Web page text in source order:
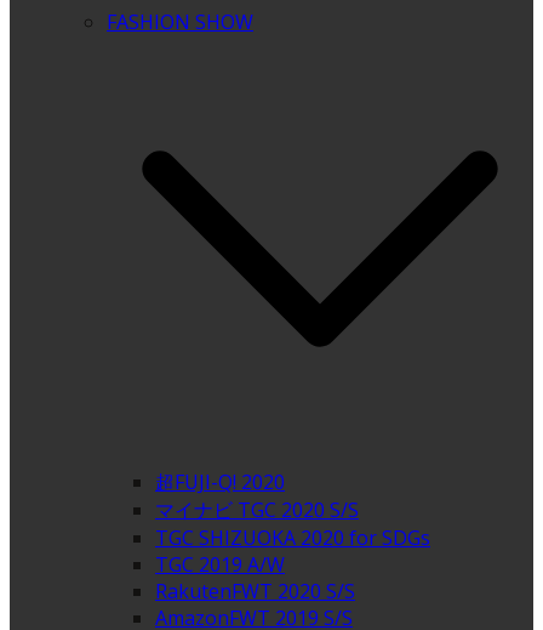
FASHION SHOW
超FUJI-Q! 2020
マイナビ TGC 2020 S/S
TGC SHIZUOKA 2020 for SDGs
TGC 2019 A/W
RakutenFWT 2020 S/S
AmazonFWT 2019 S/S